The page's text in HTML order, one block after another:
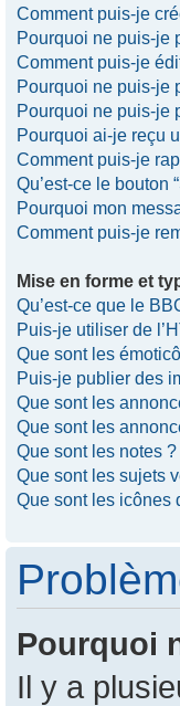
Comment puis-je
Pourquoi ne puis-je
Comment puis-je
Pourquoi ne puis-je
Pourquoi ne puis-je
Pourquoi ai-je reçu
Comment puis-je
Qu’est-ce le bouton
Pourquoi mon
Comment puis-je
Mise en forme et
Qu’est-ce que le
Puis-je utiliser de
Que sont les
Puis-je publier des
Que sont les
Que sont les
Que sont les notes ?
Que sont les sujets
Que sont les icônes
Pourquoi
Il y a